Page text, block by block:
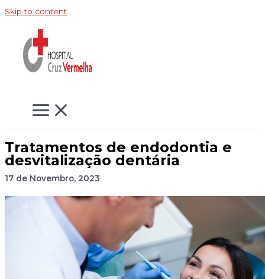
Skip to content
Tratamentos de endodontia e
desvitalização dentária
17 de Novembro, 2023